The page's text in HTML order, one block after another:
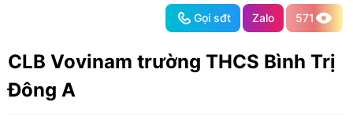
Gọi sđt Zalo 571
CLB Vovinam trường THCS Bình Trị
Đông A